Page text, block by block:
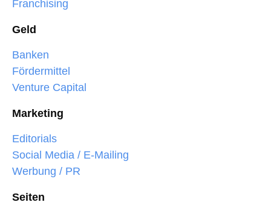
Franchising
Geld
Banken
Fördermittel
Venture Capital
Marketing
Editorials
Social Media / E-Mailing
Werbung / PR
Seiten